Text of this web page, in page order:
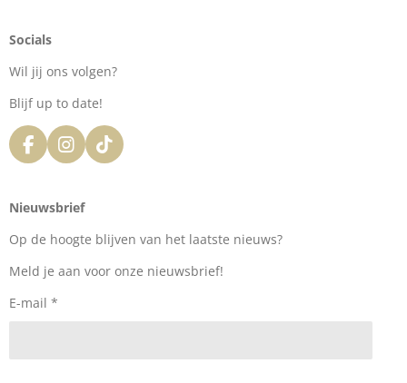
Socials
Wil jij ons volgen?
Blijf up to date!
F
a
e
o
k
I
n
t
g
a
T
i
k
Nieuwsbrief
Op de hoogte blijven van het laatste nieuws?
Meld je aan voor onze nieuwsbrief!
E-mail *